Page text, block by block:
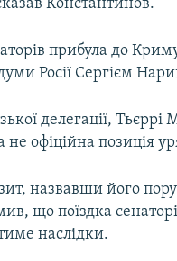
Константинов.
прибула до
Росії Сергієм
делегації, Тьєррі
не офіційна позиція
назвавши його
що поїздка
наслідки.